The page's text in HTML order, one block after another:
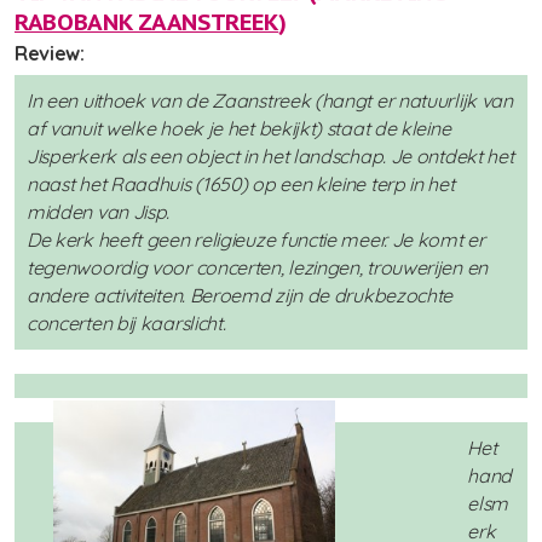
RABOBANK ZAANSTREEK)
Review:
In een uithoek van de Zaanstreek (hangt er natuurlijk van
af vanuit welke hoek je het bekijkt) staat de kleine
Jisperkerk als een object in het landschap. Je ontdekt het
naast het Raadhuis (1650) op een kleine terp in het
midden van Jisp.
De kerk heeft geen religieuze functie meer. Je komt er
tegenwoordig voor concerten, lezingen, trouwerijen en
andere activiteiten. Beroemd zijn de drukbezochte
concerten bij kaarslicht.
Het
hand
elsm
erk